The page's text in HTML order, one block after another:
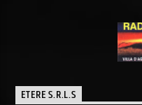
ETERE S.R.L.S